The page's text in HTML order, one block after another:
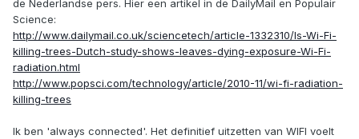
de Nederlandse pers. Hier een artikel in de DailyMail en Populair
Science:
http://www.dailymail.co.uk/sciencetech/article-1332310/Is-Wi-Fi-
killing-trees-Dutch-study-shows-leaves-dying-exposure-Wi-Fi-
radiation.html
http://www.popsci.com/technology/article/2010-11/wi-fi-radiation-
killing-trees
Ik ben 'always connected'. Het definitief uitzetten van WIFI voelt